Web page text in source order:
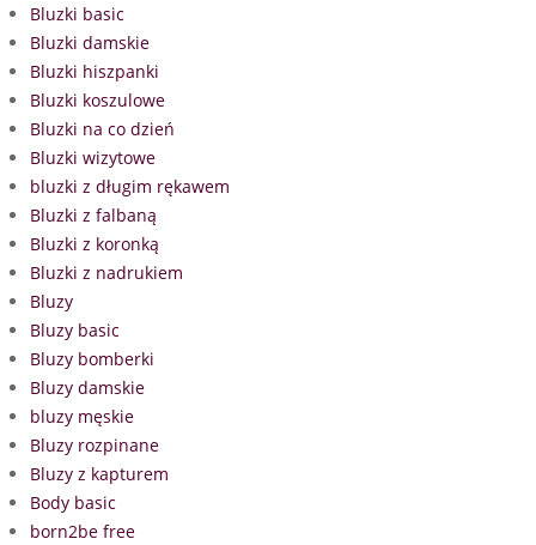
Bluzki basic
Bluzki damskie
Bluzki hiszpanki
Bluzki koszulowe
Bluzki na co dzień
Bluzki wizytowe
bluzki z długim rękawem
Bluzki z falbaną
Bluzki z koronką
Bluzki z nadrukiem
Bluzy
Bluzy basic
Bluzy bomberki
Bluzy damskie
bluzy męskie
Bluzy rozpinane
Bluzy z kapturem
Body basic
born2be free